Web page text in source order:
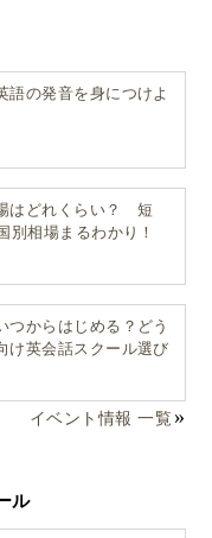
語の発音を身につけよ
はどれくらい？ 短
別相場まるわかり！
つからはじめる？どう
け英会話スクール選び
イベント情報 一覧
ル